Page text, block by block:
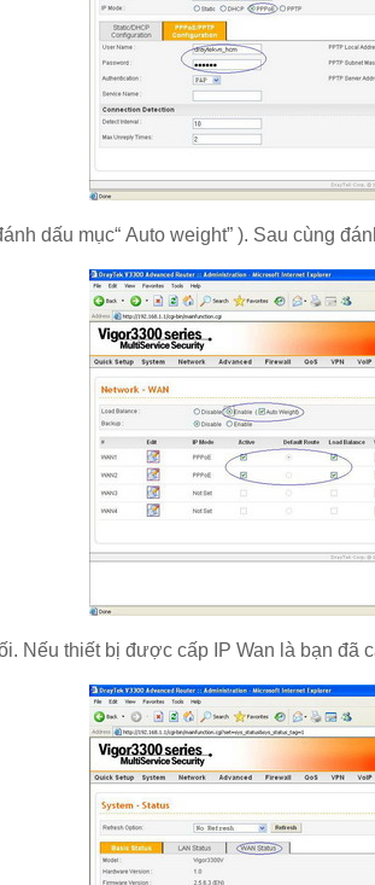
dấu mục“ Auto weight” ). Sau cùng
Nếu thiết bị được cấp IP Wan là bạn đã